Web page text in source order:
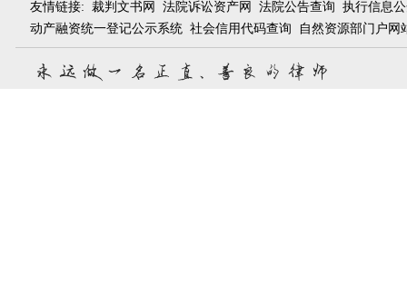
友情链接: 裁判文书网 法院诉讼资产网 法院公告查询 执行信息
动产融资统一登记公示系统 社会信用代码查询 自然资源部门户网